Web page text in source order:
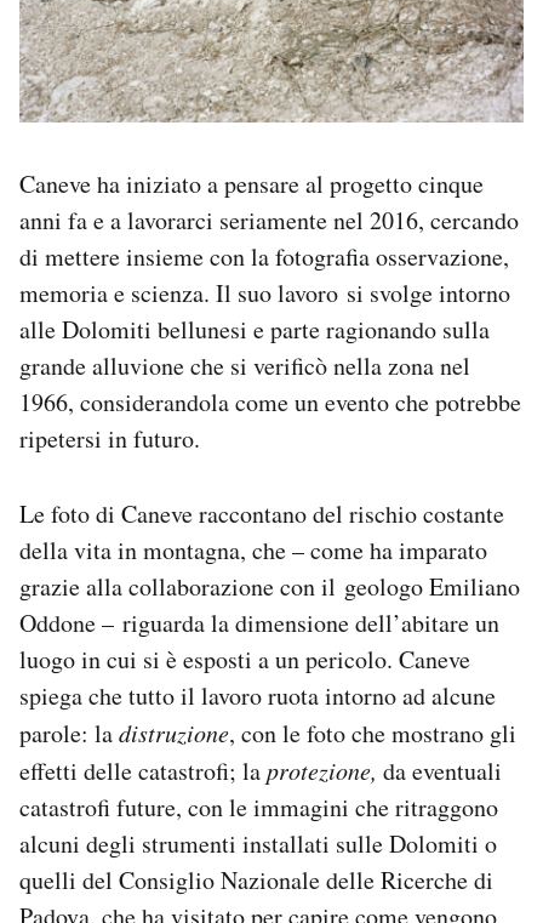
Caneve ha iniziato a pensare al progetto cinque
anni fa e a lavorarci seriamente nel 2016, cercando
di mettere insieme con la fotografia osservazione,
memoria e scienza. Il suo lavoro si svolge intorno
alle Dolomiti bellunesi e parte ragionando sulla
grande alluvione che si verificò nella zona nel
1966, considerandola come un evento che potrebbe
ripetersi in futuro.
Le foto di Caneve raccontano del rischio costante
della vita in montagna, che – come ha imparato
grazie alla collaborazione con il geologo Emiliano
Oddone – riguarda la dimensione dell’abitare un
luogo in cui si è esposti a un pericolo. Caneve
spiega che tutto il lavoro ruota intorno ad alcune
parole: ladistruzione, con le foto che mostrano gli
effetti delle catastrofi; laprotezione, da eventuali
catastrofi future, con le immagini che ritraggono
alcuni degli strumenti installati sulle Dolomiti o
quelli del Consiglio Nazionale delle Ricerche di